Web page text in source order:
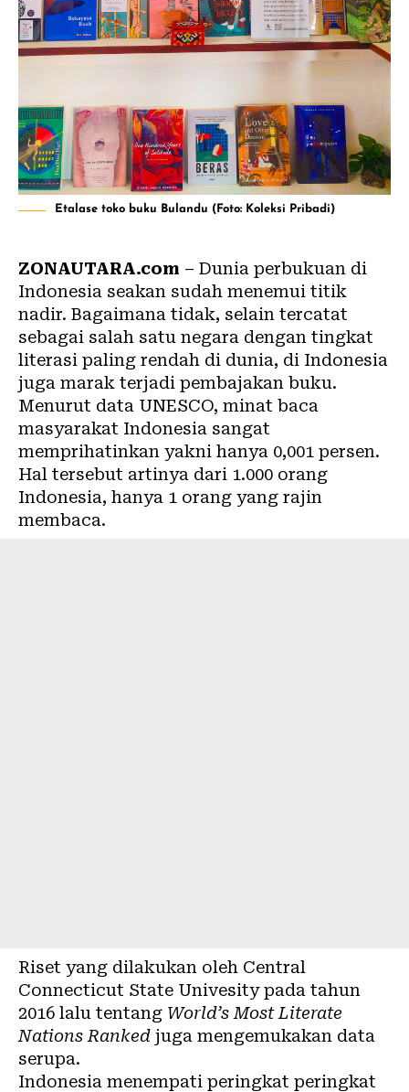
Etalase toko buku Bulandu (Foto: Koleksi Pribadi)
ZONAUTARA.com – Dunia perbukuan di
Indonesia seakan sudah menemui titik
nadir. Bagaimana tidak, selain tercatat
sebagai salah satu negara dengan tingkat
literasi paling rendah di dunia, di Indonesia
juga marak terjadi pembajakan buku.
Menurut data UNESCO, minat baca
masyarakat Indonesia sangat
memprihatinkan yakni hanya 0,001 persen.
Hal tersebut artinya dari 1.000 orang
Indonesia, hanya 1 orang yang rajin
membaca.
Riset yang dilakukan oleh Central
Connecticut State Univesity pada tahun
2016 lalu tentang World’s Most Literate
Nations Ranked juga mengemukakan data
serupa.
Indonesia menempati peringkat peringkat